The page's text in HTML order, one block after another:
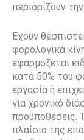
περιορίζουν
Έχουν
φορολογικά
εφαρμόζεται
κατά 50% του
εργασία ή
για χρονικό
προϋποθέσεις.
πλαίσιο της